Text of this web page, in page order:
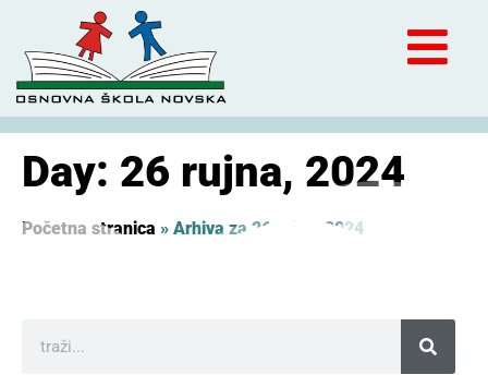
Day: 26 rujna, 2024
Početna stranica » Arhiva za 26 rujna, 2024